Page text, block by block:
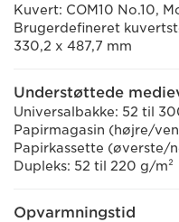
Kuvert: COM10 No.10,
Brugerdefineret
330,2 x 487,7 mm
Understøttede
Universalbakke: 52 til
Papirmagasin (højre/
Papirkassette (øverste/
Dupleks: 52 til 220 g/m²
Opvarmningstid